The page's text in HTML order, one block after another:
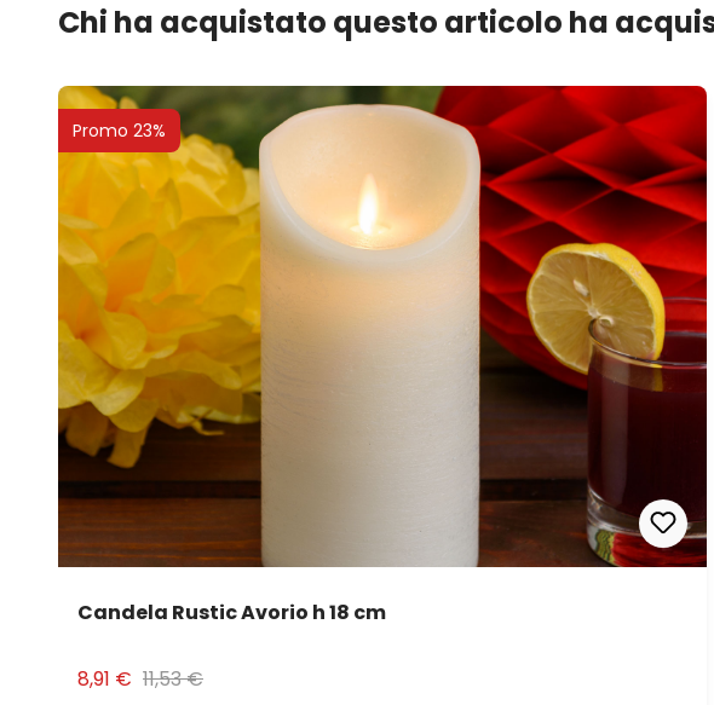
Chi ha acquistato questo articolo ha
Promo 23%
Candela Rustic Avorio h 18 cm
8,91 € 11,53 €